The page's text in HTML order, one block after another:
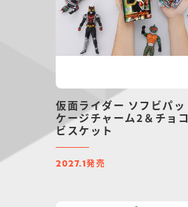
仮面ライダー ソフビパッ
ケージチャーム2＆チョコ
ビスケット
2027.1発売